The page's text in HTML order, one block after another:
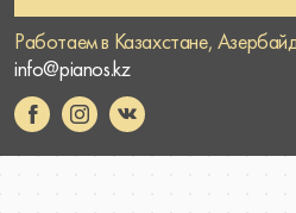
Работаем в Казахстане,
info@pianos.kz